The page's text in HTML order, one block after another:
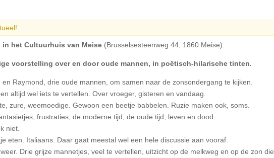
het Cultuurhuis van Meise (Brusselsesteenweg 44, 1860 Meise).
voorstelling over en door oude mannen, in poëtisch-hilarische tinten.
Raymond, drie oude mannen, om samen naar de zonsondergang te kijken.
altijd wel iets te vertellen. Over vroeger, gisteren en vandaag.
zure, weemoedige. Gewoon een beetje babbelen. Ruzie maken ook, soms.
frustraties, de moderne tijd, de oude tijd, leven en dood.
niet.
eten. Italiaans. Daar gaat meestal wel een hele discussie aan vooraf.
Drie grijze mannetjes, veel te vertellen, uitzicht op de melkweg en op de zon die